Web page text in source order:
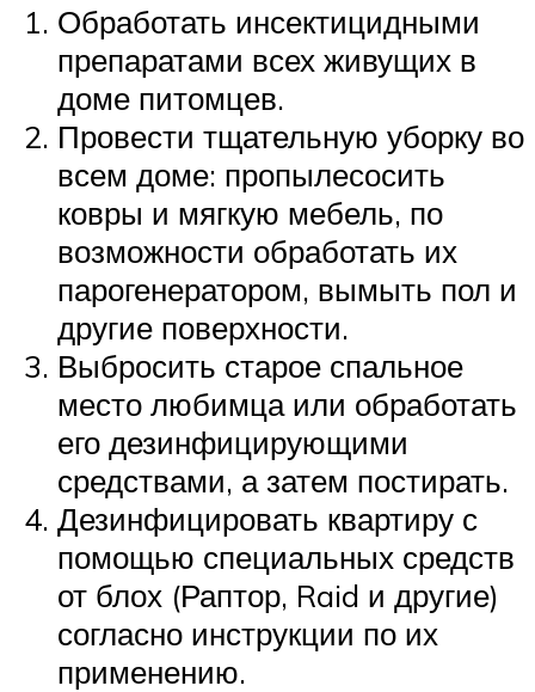
Обработать инсектицидными
препаратами всех живущих в
доме питомцев.
Провести тщательную уборку во
всем доме: пропылесосить
ковры и мягкую мебель, по
возможности обработать их
парогенератором, вымыть пол и
другие поверхности.
Выбросить старое спальное
место любимца или обработать
его дезинфицирующими
средствами, а затем постирать.
Дезинфицировать квартиру с
помощью специальных средств
от блох (Раптор, Raid и другие)
согласно инструкции по их
применению.